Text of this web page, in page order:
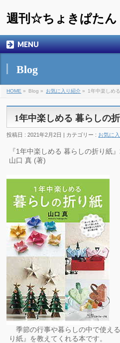
週刊☆ちょきぱたん
MENU
Blog
HOME » Blog » お気に入り紹介 » 1年中楽しめ
1年中楽しめる 暮らしの
投稿日 : 2021年2月2日 | カテゴリー : お気に
『1年中楽しめる 暮らしの折り紙
山口 真 (著)
季節の行事や暮らしの中で使え
り紙』を教えてくれる本です。